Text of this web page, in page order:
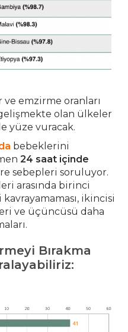
emzirme oranları
olan ülkeler
yüze vuracak.
bebeklerini
24 saat içinde
sebepleri soruluyor.
arasında birinci
ikincisi
ve üçüncüsü daha
Bırakma